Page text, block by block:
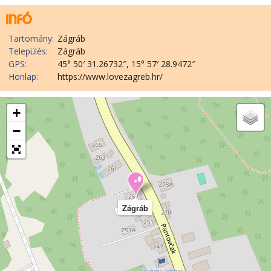
Tartomány: Zágráb
Település:
Zágráb
GPS:
45° 50′ 31.26732″, 15° 57′ 28.9472″
Honlap:
https://www.lovezagreb.hr/
Zágráb
+
−